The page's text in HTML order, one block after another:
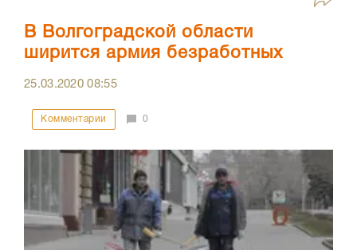
В Волгоградской области
ширится армия безработных
25.03.202008:55
Комментарии 0